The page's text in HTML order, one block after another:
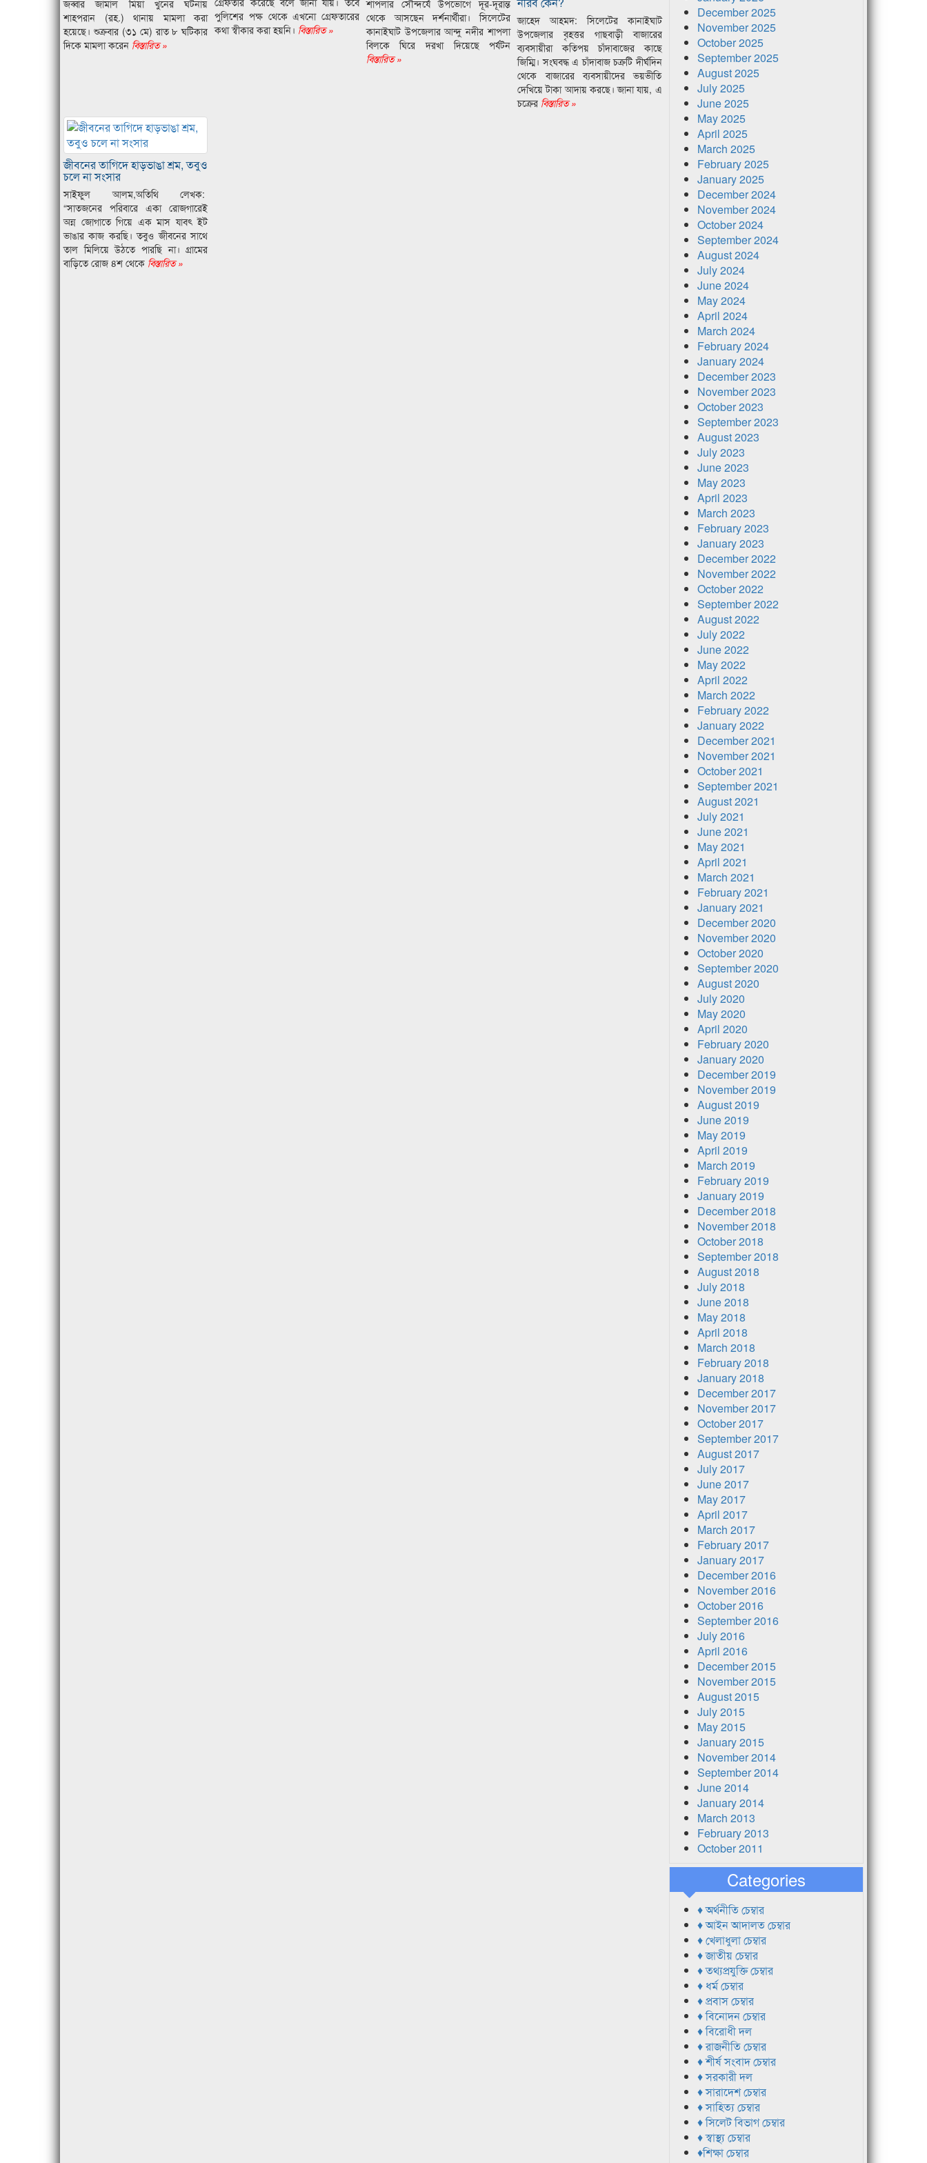
জব্বার জামাল মিয়া খুনের ঘটনায়
শাহপরান (রহ.) থানায় মামলা করা
হয়েছে। শুক্রবার (৩১ মে) রাত ৮ ঘটিকার
দিকে মামলা করেন বিস্তারিত »
পুলিশের পক্ষ থেকে এখনো গ্রেফতারের
কথা স্বীকার করা হয়নি। বিস্তারিত »
শাপলার সৌন্দর্যে উপভোগে দূর-দূরান্ত
থেকে আসছেন দর্শনার্থীরা। সিলেটের
কানাইঘাট উপজেলার আন্দু নদীর শাপলা
বিলকে ঘিরে দরখা দিয়েছে পর্যটন
বিস্তারিত »
জাহেদ আহমদ: সিলেটের কানাইঘাট
উপজেলার বৃহত্তর গাছবাড়ী বাজারের
ব্যবসায়ীরা কতিপয় চাঁদাবাজের কাছে
জিম্মি। সংঘবদ্ধ এ চাঁদাবাজ চক্রটি দীর্ঘদিন
থেকে বাজারের ব্যবসায়ীদের ভয়ভীতি
দেখিয়ে টাকা আদায় করছে। জানা যায়, এ
চক্রের বিস্তারিত »
জীবনের তাগিদে হাড়ভাঙা শ্রম, তবুও
চলে না সংসার
সাইফুল আলম,অতিথি লেখক:
“সাতজনের পরিবারে একা রোজগারেই
অন্ন জোগাতে গিয়ে এক মাস যাবৎ ইট
ভাঙার কাজ করছি। তবুও জীবনের সাথে
তাল মিলিয়ে উঠতে পারছি না। গ্রামের
বাড়িতে রোজ ৪শ থেকে বিস্তারিত »
December 2025
November 2025
October 2025
September 2025
August 2025
July 2025
June 2025
May 2025
April 2025
March 2025
February 2025
January 2025
December 2024
November 2024
October 2024
September 2024
August 2024
July 2024
June 2024
May 2024
April 2024
March 2024
February 2024
January 2024
December 2023
November 2023
October 2023
September 2023
August 2023
July 2023
June 2023
May 2023
April 2023
March 2023
February 2023
January 2023
December 2022
November 2022
October 2022
September 2022
August 2022
July 2022
June 2022
May 2022
April 2022
March 2022
February 2022
January 2022
December 2021
November 2021
October 2021
September 2021
August 2021
July 2021
June 2021
May 2021
April 2021
March 2021
February 2021
January 2021
December 2020
November 2020
October 2020
September 2020
August 2020
July 2020
May 2020
April 2020
February 2020
January 2020
December 2019
November 2019
August 2019
June 2019
May 2019
April 2019
March 2019
February 2019
January 2019
December 2018
November 2018
October 2018
September 2018
August 2018
July 2018
June 2018
May 2018
April 2018
March 2018
February 2018
January 2018
December 2017
November 2017
October 2017
September 2017
August 2017
July 2017
June 2017
May 2017
April 2017
March 2017
February 2017
January 2017
December 2016
November 2016
October 2016
September 2016
July 2016
April 2016
December 2015
November 2015
August 2015
July 2015
May 2015
January 2015
November 2014
September 2014
June 2014
January 2014
March 2013
February 2013
October 2011
Categories
♦ অর্থনীতি চেম্বার
♦ আইন আদালত চেম্বার
♦ খেলাধুলা চেম্বার
♦ জাতীয় চেম্বার
♦ তথ্যপ্রযুক্তি চেম্বার
♦ ধর্ম চেম্বার
♦ প্রবাস চেম্বার
♦ বিনোদন চেম্বার
♦ বিরোধী দল
♦ রাজনীতি চেম্বার
♦ শীর্ষ সংবাদ চেম্বার
♦ সরকারী দল
♦ সারাদেশ চেম্বার
♦ সাহিত্য চেম্বার
♦ সিলেট বিভাগ চেম্বার
♦ স্বাস্থ্য চেম্বার
♦শিক্ষা চেম্বার